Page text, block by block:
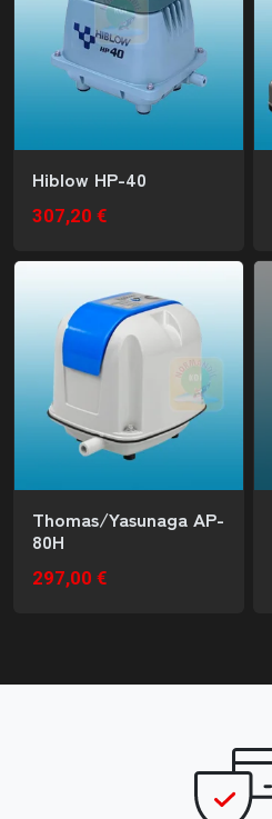
Hiblow HP-40
307,20 €
Thomas/Yasunaga AP-
80H
297,00 €